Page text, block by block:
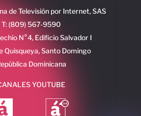
de Televisión por Internet, SAS
T: (809) 567-9590
N°4, Edificio Salvador I
Quisqueya, Santo Domingo
Dominicana
YOUTUBE